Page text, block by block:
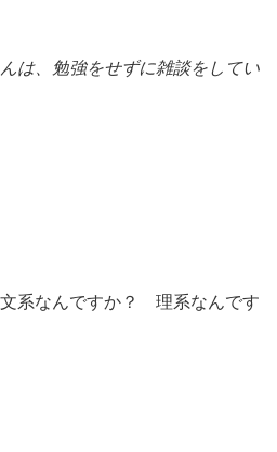
は、勉強をせずに雑談をしてい
系なんですか？ 理系なんです